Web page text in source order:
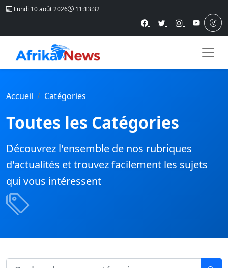
Lundi 10 août 2026 11:13:32
Accueil Catégories
Toutes les Catégories
Découvrez l'ensemble de nos rubriques
d'actualités et trouvez facilement les sujets
qui vous intéressent